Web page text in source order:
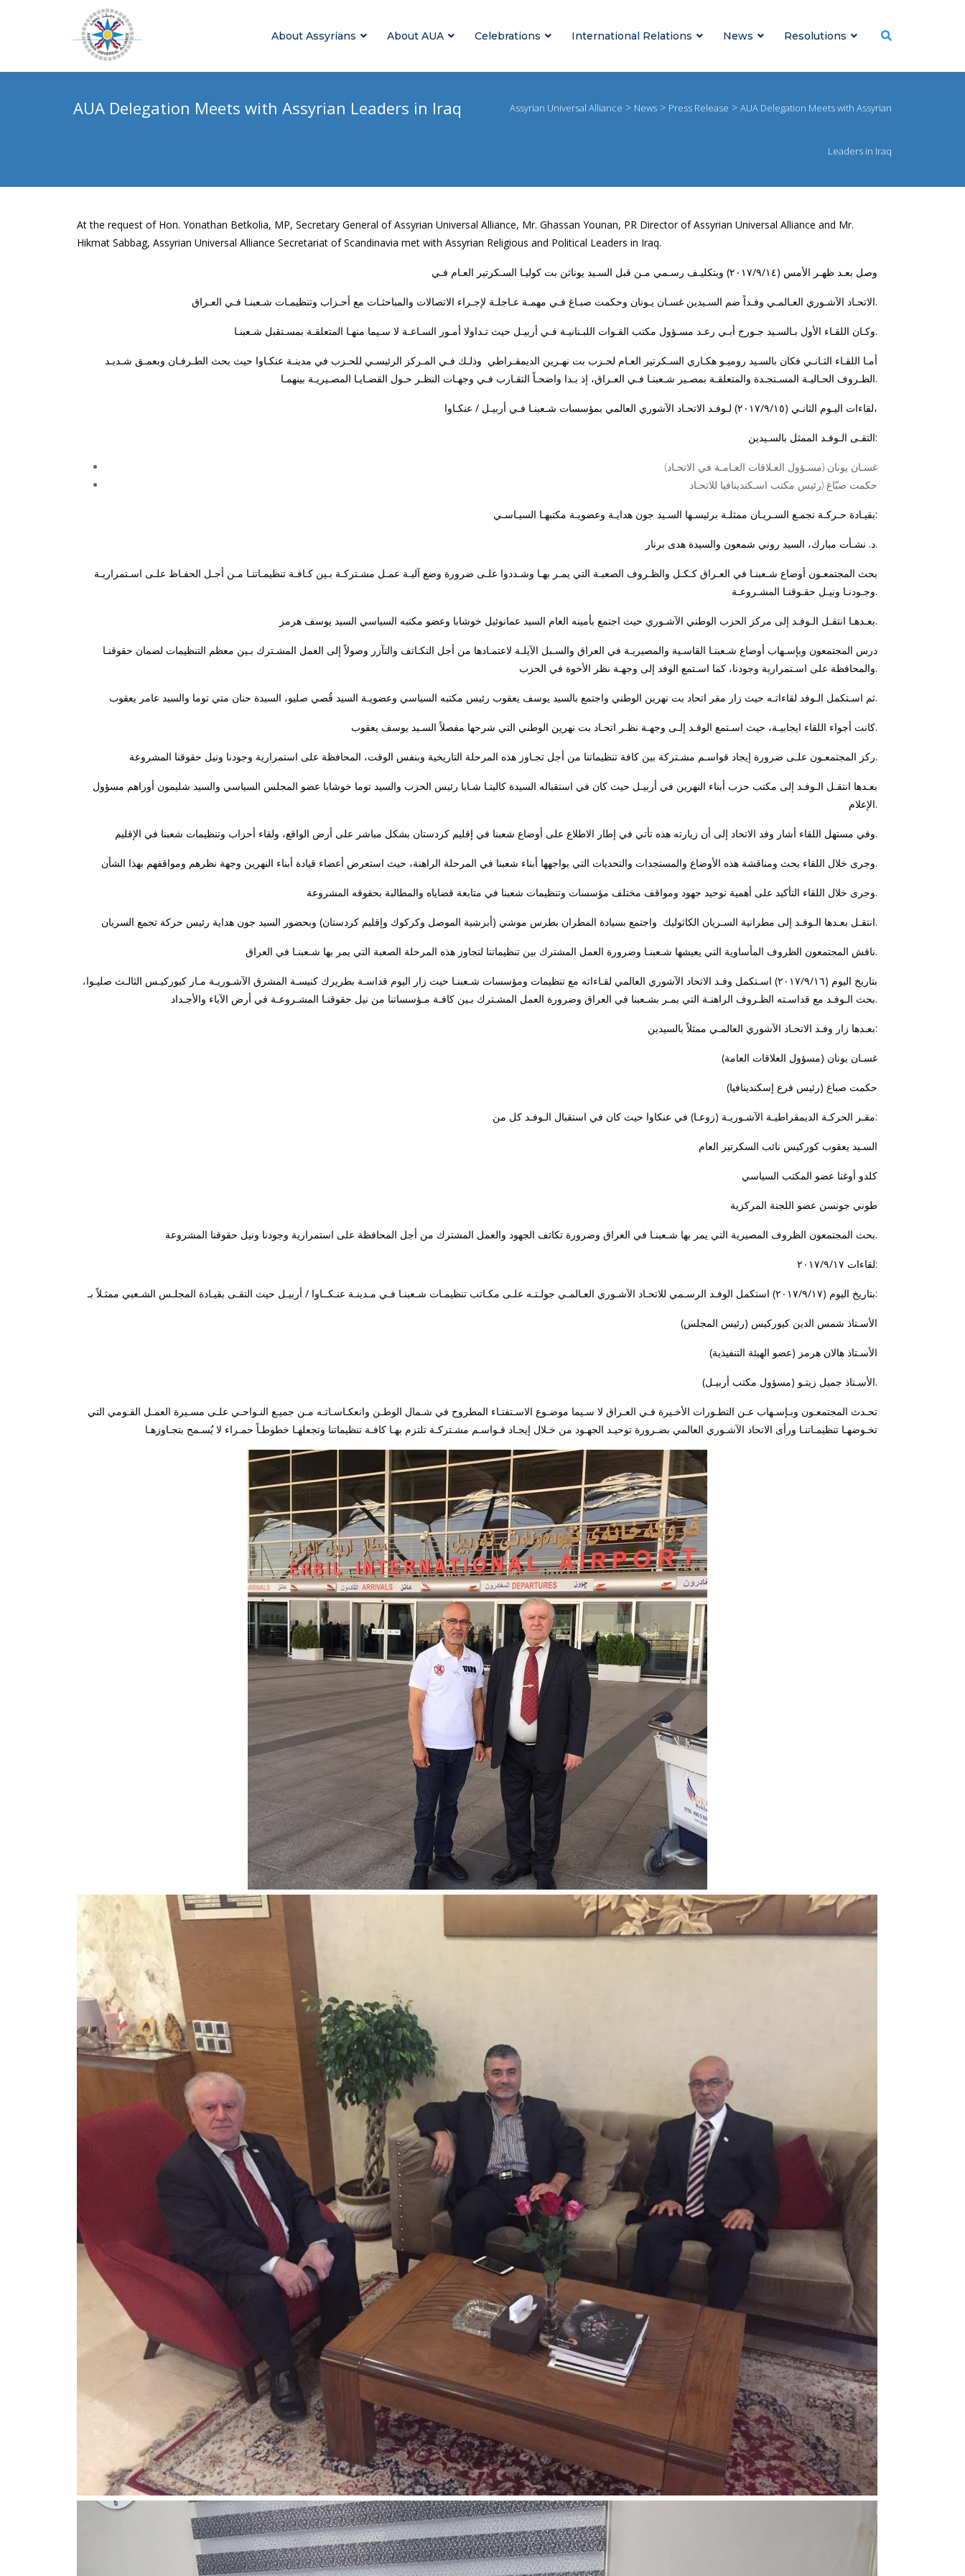
About Assyrians About AUA Celebrations International Relations News Resolutions
AUA Delegation Meets with Assyrian Leaders in Iraq Assyrian Universal Alliance > News > Press Release > AUA Delegation Meets with Assyrian
Leaders in Iraq
At the request of Hon. Yonathan Betkolia, MP, Secretary General of Assyrian Universal Alliance, Mr. Ghassan Younan, PR Director of Assyrian Universal Alliance and Mr.
Hikmat Sabbag, Assyrian Universal Alliance Secretariat of Scandinavia met with Assyrian Religious and Political Leaders in Iraq.
وصل بعـد ظهـر الأمس (٢٠١٧/٩/١٤) وبتكليـف رسـمي مـن قبل السـيد يوناثن بت كوليـا السـكرتير العـام فـي
الاتحـاد الآشـوري العـالمـي وفـداً ضم السـيدين غسـان يـونان وحكمت صبـاغ فـي مهمـة عـاجلـة لإجـراء الاتصالات والمباحثـات مع أحـزاب وتنظيمـات شـعبنـا فـي العـراق.
وكـان اللقـاء الأول بـالسـيد جـورج أبـي رعـد مسـؤول مكتب القـوات اللبـنانيـة فـي أربيـل حيث تـداولا أمـور السـاعـة لا سـيما منهـا المتعلقـة بمسـتقبل شـعبنـا.
أمـا اللقـاء الثـانـي فكان بالسـيد روميـو هكـاري السـكرتير العـام لحـزب بت نهـرين الديمقـراطي وذلـك فـي المـركز الرئيسـي للحـزب في مدينـة عنكـاوا حيث بحث الطـرفـان وبعمـق شـديـد
الظـروف الحـاليـة المسـتجـدة والمتعلقـة بمصـير شـعبنـا فـي العـراق، إذ بـدا واضحـاً التقـارب فـي وجهـات النظـر حـول القضـايـا المصـيريـة بينهمـا.
لقاءات اليـوم الثانـي (٢٠١٧/٩/١٥) لـوفـد الاتحـاد الآشوري العالمي بمؤسسات شـعبنـا فـي أربيـل / عنكـاوا،
التقـى الـوفـد الممثل بالسـيدين:
غسـان يونان (مسـؤول العـلاقات العـامـة في الاتحـاد)
حكمت صبّاغ (رئيس مكتب اسـكندينافيا للاتحـاد
بقيـادة حـركـة تجمـع السـريـان ممثلـة برئيسـها السـيد جون هدايـة وعضويـة مكتبهـا السيـاسـي:
د. نشـأت مبارك، السيد روني شمعون والسيدة هدى برنار.
بحث المجتمعـون أوضاع شـعبنـا في العـراق كـكـل والظـروف الصعبـة التي يمـر بهـا وشـددوا علـى ضرورة وضع آليـة عمـل مشـتركـة بـين كـافـة تنظيمـاتنـا مـن أجـل الحفـاظ علـى اسـتمراريـة
وجـودنـا ونيـل حقـوقنـا المشـروعـة.
بعـدهـا انتقـل الـوفـد إلى مركز الحزب الوطني الآشـوري حيث اجتمع بأمينه العام السيد عمانوئيل خوشابا وعضو مكتبه السياسي السيد يوسف هرمز.
درس المجتمعون وبإسـهاب أوضاع شـعبنـا القاسـية والمصيريـة في العراق والسـبل الآيلـة لاعتمـادها من أجل التكـاتف والتآزر وصولاً إلى العمل المشـترك بـين معظم التنظيمات لضمان حقوقنـا
والمحافظة على اسـتمرارية وجودنا، كما اسـتمع الوفد إلى وجهـة نظر الأخوة في الحزب.
ثم اسـتكمل الـوفد لقاءاتـه حيث زار مقر اتحاد بت نهرين الوطني واجتمع بالسيد يوسف يعقوب رئيس مكتبه السياسي وعضويـة السيد قُصي صليو، السيدة حنان متي توما والسيد عامر يعقوب.
كانت أجواء اللقاء ايجابيـة، حيث اسـتمع الوفـد إلـى وجهـة نظـر اتحـاد بت نهرين الوطني التي شرحها مفصلاً السـيد يوسف يعقوب.
ركز المجتمعـون علـى ضرورة إيجاد قواسـم مشـتركة بين كافة تنظيماتنا من أجل تجـاوز هذه المرحلة التاريخية وبنفس الوقت، المحافظة على استمرارية وجودنا ونيل حقوقنا المشروعة.
بعـدها انتقـل الـوفـد إلى مكتب حزب أبناء النهرين في أربيـل حيث كان في استقباله السيدة كاليتـا شـابا رئيس الحزب والسيد توما خوشابا عضو المجلس السياسي والسيد شليمون أوراهم مسؤول
الإعلام.
وفي مستهل اللقاء أشار وفد الاتحاد إلى أن زيارته هذه تأتي في إطار الاطلاع على أوضاع شعبنا في إقليم كردستان بشكل مباشر على أرض الواقع، ولقاء أحزاب وتنظيمات شعبنا في الإقليم.
وجرى خلال اللقاء بحث ومناقشة هذه الأوضاع والمستجدات والتحديات التي يواجهها أبناء شعبنا في المرحلة الراهنة، حيث استعرض أعضاء قيادة أبناء النهرين وجهة نظرهم ومواقفهم بهذا الشأن.
وجرى خلال اللقاء التأكيد على أهمية توحيد جهود ومواقف مختلف مؤسسات وتنظيمات شعبنا في متابعة قضاياه والمطالبة بحقوقه المشروعة.
انتقـل بعـدها الـوفـد إلى مطرانية السـريان الكاثوليك واجتمع بسيادة المطران بطرس موشي (أبرشية الموصل وكركوك وإقليم كردستان) وبحضور السيد جون هداية رئيس حركة تجمع السريان.
ناقش المجتمعون الظروف المأساوية التي يعيشها شـعبنـا وضرورة العمل المشترك بين تنظيماتنا لتجاوز هذه المرحلة الصعبة التي يمر بها شـعبنـا في العراق.
بتاريخ اليوم (٢٠١٧/٩/١٦) اسـتكمل وفـد الاتحاد الآشوري العالمي لقـاءاته مع تنظيمات ومؤسسات شـعبنـا حيث زار اليوم قداسـة بطريرك كنيسـة المشرق الآشـوريـة مـار كيوركيـس الثالـث صليـوا،
بحث الـوفـد مع قداسـته الظـروف الراهنـة التي يمـر بشـعبنا في العراق وضرورة العمل المشـترك بـين كافـة مـؤسساتنا من نيل حقوقنـا المشـروعـة في أرض الآباء والأجـداد.
بعـدها زار وفـد الاتحـاد الآشوري العالمـي ممثلاً بالسيدين:
غسـان يونان (مسؤول العلاقات العامة)
حكمت صباغ (رئيس فرع إسكندينافيا)
مقـر الحركـة الديمقراطيـة الآشـوريـة (زوعـا) في عنكاوا حيث كان في استقبال الـوفـد كل من:
السـيد يعقوب كوركيس نائب السكرتير العام
كلدو أوغنا عضو المكتب السياسي
طوني جونسن عضو اللجنة المركزية
بحث المجتمعون الظروف المصيرية التي يمر بها شـعبنـا في العراق وضرورة تكاتف الجهود والعمل المشترك من أجل المحافظة على استمرارية وجودنا ونيل حقوقنا المشروعة.
لقاءات ٢٠١٧/٩/١٧:
بتاريخ اليوم (٢٠١٧/٩/١٧) استكمل الوفـد الرسـمي للاتحـاد الآشـوري العـالمـي جولـتـه علـى مكـاتب تنظيمـات شـعبنـا فـي مـدينـة عنـكــاوا / أربيـل حيث التقـى بقيـادة المجلـس الشـعبي ممثـلاً بـ:
الأسـتاذ شمس الدين كيوركيس (رئيس المجلس)
الأسـتاذ هالان هرمز (عضو الهيئة التنفيذية)
الأسـتاذ جميل زيتـو (مسؤول مكتب أربيـل).
تحـدث المجتمعـون وبـإسـهاب عـن التطـورات الأخـيرة فـي العـراق لا سـيما موضـوع الاسـتفتـاء المطروح في شـمال الوطـن وانعكـاسـاتـه مـن جميـع النـواحـي علـى مسـيرة العمـل القـومي التي
تخـوضهـا تنظيمـاتنـا ورأى الاتحاد الآشـوري العالمي بضـرورة توحيـد الجهـود من خـلال إيجـاد قـواسـم مشـتركـة تلتزم بهـا كافـة تنظيماتنا وتجعلهـا خطوطـاً حمـراء لا يُسـمح بتجـاوزهـا